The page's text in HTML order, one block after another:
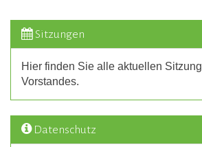
Sitzungen
Hier finden Sie alle aktuellen
Vorstandes.
Datenschutz